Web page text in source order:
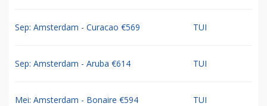
Sep: Amsterdam - Curacao €569 TUI
Sep: Amsterdam - Aruba €614 TUI
Mei: Amsterdam - Bonaire €594 TUI